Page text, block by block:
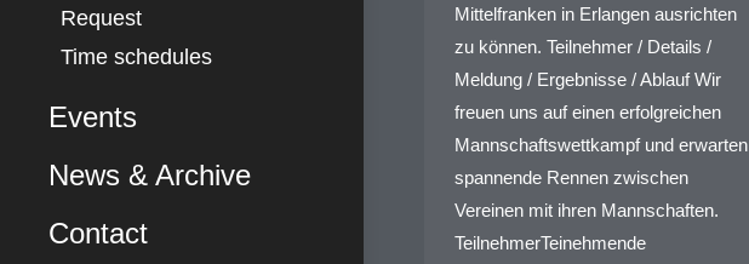
Request
Time schedules
Events
News & Archive
Contact
Mittelfranken in Erlangen ausrichten
zu können. Teilnehmer / Details /
Meldung / Ergebnisse / Ablauf Wir
freuen uns auf einen erfolgreichen
Mannschaftswettkampf und erwarten
spannende Rennen zwischen
Vereinen mit ihren Mannschaften.
TeilnehmerTeinehmende